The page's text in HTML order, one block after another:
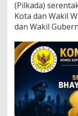
(Pilkada)
Kota dan Wakil
dan Wakil